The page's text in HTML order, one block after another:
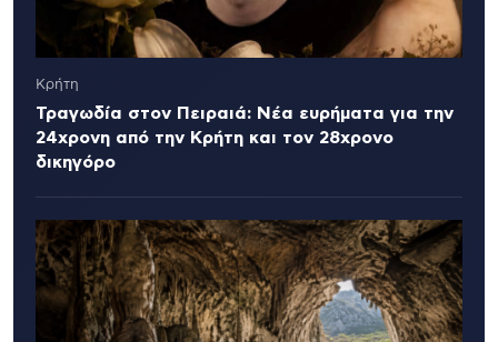
Κρήτη
Τραγωδία στον Πειραιά: Νέα ευρήματα για την
24χρονη από την Κρήτη και τον 28χρονο
δικηγόρο